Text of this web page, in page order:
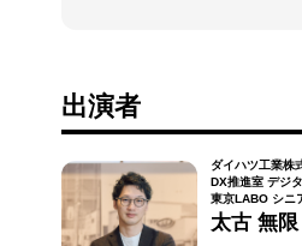
出演者
ダイハツ工業株
DX推進室 デジ
東京LABO シニ
太古 無限